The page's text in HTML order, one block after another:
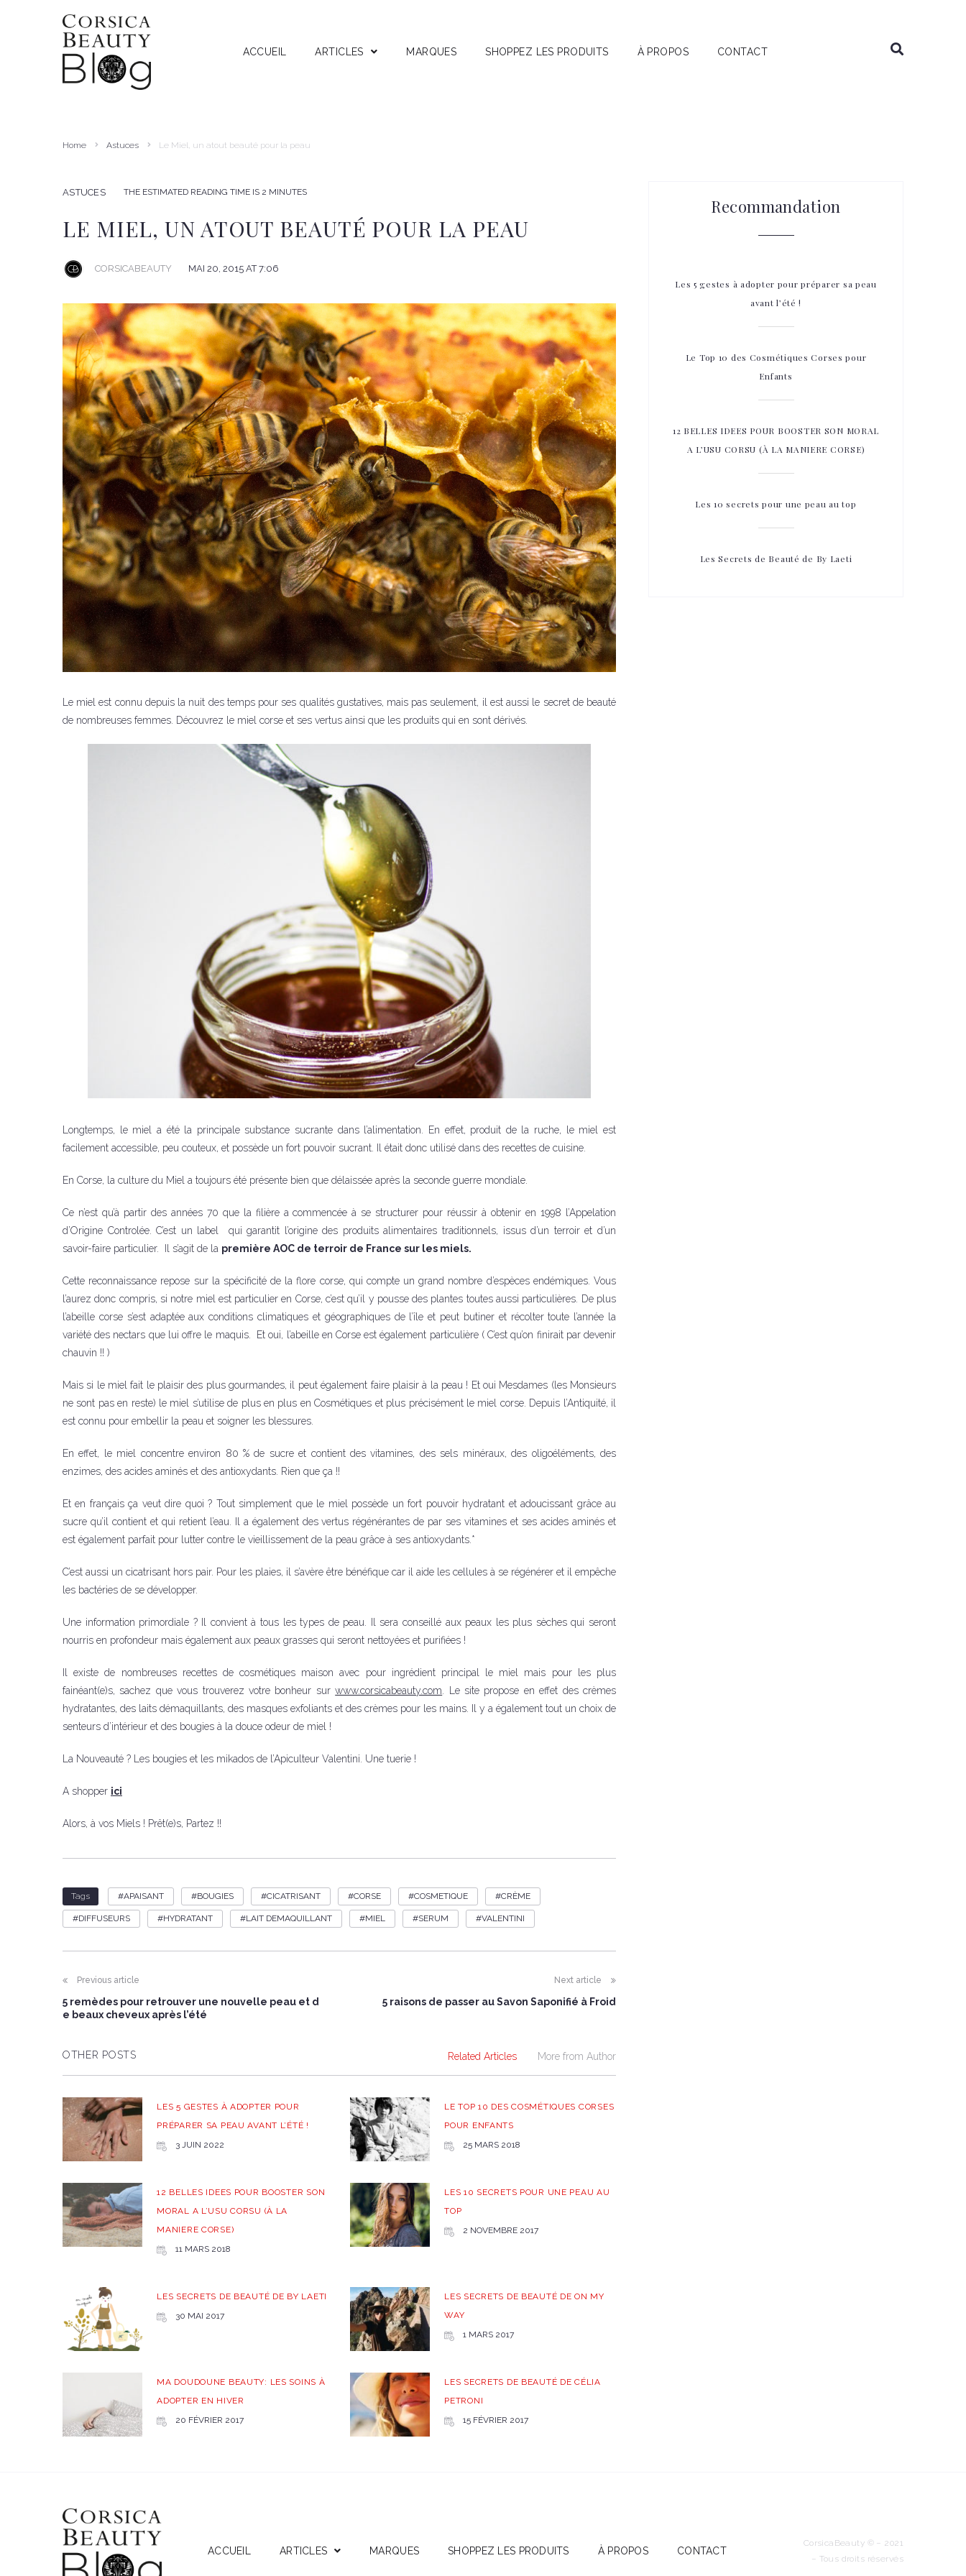
ACCUEIL ARTICLES MARQUES SHOPPEZ LES PRODUITS À PROPOS CONTACT
Home Astuces Le Miel, un atout beauté pour la peau
ASTUCES THE ESTIMATED READING TIME IS 2 MINUTES
LE MIEL, UN ATOUT BEAUTÉ POUR LA PEAU
CORSICABEAUTY MAI 20, 2015 AT 7:06
Le miel est connu depuis la nuit des temps pour ses qualités gustatives, mais pas seulement, il est aussi le secret de beauté
de nombreuses femmes. Découvrez le miel corse et ses vertus ainsi que les produits qui en sont dérivés.
Longtemps, le miel a été la principale substance sucrante dans l’alimentation. En effet, produit de la ruche, le miel est
facilement accessible, peu couteux, et possède un fort pouvoir sucrant. Il était donc utilisé dans des recettes de cuisine.
En Corse, la culture du Miel a toujours été présente bien que délaissée après la seconde guerre mondiale.
Ce n’est qu’à partir des années 70 que la filière a commencée à se structurer pour réussir à obtenir en 1998 l’Appelation
d’Origine Controlée. C’est un label qui garantit l’origine des produits alimentaires traditionnels, issus d’un terroir et d’un
savoir-faire particulier. Il s’agit de la première AOC de terroir de France sur les miels.
Cette reconnaissance repose sur la spécificité de la flore corse, qui compte un grand nombre d’espèces endémiques. Vous
l’aurez donc compris, si notre miel est particulier en Corse, c’est qu’il y pousse des plantes toutes aussi particulières. De plus
l’abeille corse s’est adaptée aux conditions climatiques et géographiques de l’île et peut butiner et récolter toute l’année la
variété des nectars que lui offre le maquis. Et oui, l’abeille en Corse est également particulière ( C’est qu’on finirait par devenir
chauvin !! )
Mais si le miel fait le plaisir des plus gourmandes, il peut également faire plaisir à la peau ! Et oui Mesdames (les Monsieurs
ne sont pas en reste) le miel s’utilise de plus en plus en Cosmétiques et plus précisément le miel corse. Depuis l’Antiquité, il
est connu pour embellir la peau et soigner les blessures.
En effet, le miel concentre environ 80 % de sucre et contient des vitamines, des sels minéraux, des oligoéléments, des
enzimes, des acides aminés et des antioxydants. Rien que ça !!
Et en français ça veut dire quoi ? Tout simplement que le miel possède un fort pouvoir hydratant et adoucissant grâce au
sucre qu’il contient et qui retient l’eau. Il a également des vertus régénérantes de par ses vitamines et ses acides aminés et
est également parfait pour lutter contre le vieillissement de la peau grâce à ses antioxydants.*
C’est aussi un cicatrisant hors pair. Pour les plaies, il s’avère être bénéfique car il aide les cellules à se régénérer et il empêche
les bactéries de se développer.
Une information primordiale ? Il convient à tous les types de peau. Il sera conseillé aux peaux les plus sèches qui seront
nourris en profondeur mais également aux peaux grasses qui seront nettoyées et purifiées !
Il existe de nombreuses recettes de cosmétiques maison avec pour ingrédient principal le miel mais pour les plus
fainéant(e)s, sachez que vous trouverez votre bonheur surwww.corsicabeauty.com . Le site propose en effet des crèmes
hydratantes, des laits démaquillants, des masques exfoliants et des crèmes pour les mains. Il y a également tout un choix de
senteurs d’intérieur et des bougies à la douce odeur de miel !
La Nouveauté ? Les bougies et les mikados de l’Apiculteur Valentini. Une tuerie !
A shopper ici
Alors, à vos Miels ! Prêt(e)s, Partez !!
Tags APAISANT BOUGIES CICATRISANT CORSE COSMETIQUE CRÈME
DIFFUSEURS HYDRATANT LAIT DEMAQUILLANT MIEL SERUM VALENTINI
Previous article
5 remèdes pour retrouver une nouvelle peau et d
e beaux cheveux après l’été
Next article
5 raisons de passer au Savon Saponifié à Froid
OTHER POSTS Related Articles More from Author
LES 5 GESTES À ADOPTER POUR
PRÉPARER SA PEAU AVANT L’ÉTÉ !
3 JUIN 2022
LE TOP 10 DES COSMÉTIQUES CORSES
POUR ENFANTS
25 MARS 2018
12 BELLES IDEES POUR BOOSTER SON
MORAL A L’USU CORSU (À LA
MANIERE CORSE)
11 MARS 2018
LES 10 SECRETS POUR UNE PEAU AU
TOP
2 NOVEMBRE 2017
LES SECRETS DE BEAUTÉ DE BY LAETI
30 MAI 2017
LES SECRETS DE BEAUTÉ DE ON MY
WAY
1 MARS 2017
MA DOUDOUNE BEAUTY: LES SOINS À
ADOPTER EN HIVER
20 FÉVRIER 2017
LES SECRETS DE BEAUTÉ DE CÉLIA
PETRONI
15 FÉVRIER 2017
Recommandation
Les 5 gestes à adopter pour préparer sa peau
avant l’été !
Le Top 10 des Cosmétiques Corses pour
Enfants
12 BELLES IDEES POUR BOOSTER SON MORAL
A L’USU CORSU (À LA MANIERE CORSE)
Les 10 secrets pour une peau au top
Les Secrets de Beauté de By Laeti
ACCUEIL ARTICLES MARQUES SHOPPEZ LES PRODUITS À PROPOS CONTACT
CorsicaBeauty © – 2021
– Tous droits réservés